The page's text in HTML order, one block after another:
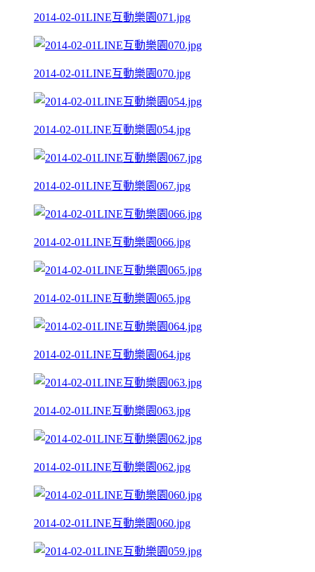
2014-02-01LINE互動樂園071.jpg
2014-02-01LINE互動樂園070.jpg
2014-02-01LINE互動樂園054.jpg
2014-02-01LINE互動樂園067.jpg
2014-02-01LINE互動樂園066.jpg
2014-02-01LINE互動樂園065.jpg
2014-02-01LINE互動樂園064.jpg
2014-02-01LINE互動樂園063.jpg
2014-02-01LINE互動樂園062.jpg
2014-02-01LINE互動樂園060.jpg